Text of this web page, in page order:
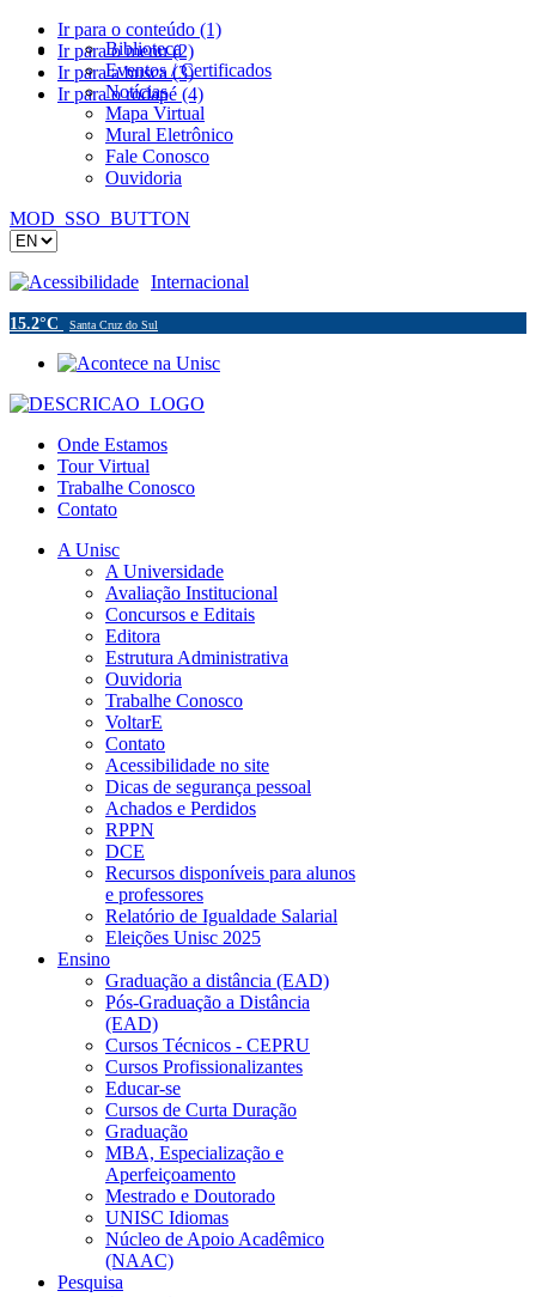
Ir para o conteúdo (1)
Ir para o menu (2)
Ir para a busca (3)
Ir para o rodapé (4)
Biblioteca
Eventos / Certificados
Notícias
Mapa Virtual
Mural Eletrônico
Fale Conosco
Ouvidoria
MOD_SSO_BUTTON
Acessibilidade Internacional
15.2°C Santa Cruz do Sul
Onde Estamos
Tour Virtual
Trabalhe Conosco
Contato
A Unisc
A Universidade
Avaliação Institucional
Concursos e Editais
Editora
Estrutura Administrativa
Ouvidoria
Trabalhe Conosco
VoltarE
Contato
Acessibilidade no site
Dicas de segurança pessoal
Achados e Perdidos
RPPN
DCE
Recursos disponíveis para alunos
e professores
Relatório de Igualdade Salarial
Eleições Unisc 2025
Ensino
Graduação a distância (EAD)
Pós-Graduação a Distância
(EAD)
Cursos Técnicos - CEPRU
Cursos Profissionalizantes
Educar-se
Cursos de Curta Duração
Graduação
MBA, Especialização e
Aperfeiçoamento
Mestrado e Doutorado
UNISC Idiomas
Núcleo de Apoio Acadêmico
(NAAC)
Pesquisa